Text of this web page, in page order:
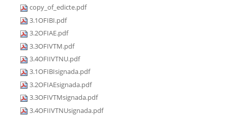
copy_of_edicte.pdf
3.1OFIBI.pdf
3.2OFIAE.pdf
3.3OFIVTM.pdf
3.4OFIIVTNU.pdf
3.1OFIBIsignada.pdf
3.2OFIAEsignada.pdf
3.3OFIVTMsignada.pdf
3.4OFIIVTNUsignada.pdf